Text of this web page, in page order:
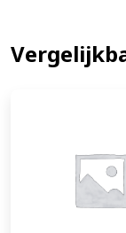
presteert op
voor jou.
EAN: